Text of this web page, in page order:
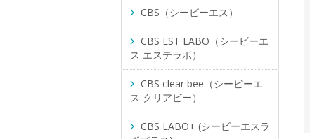
CBS（シービーエス）
CBS EST LABO（シービーエ
ス エステラボ）
CBS clear bee（シービーエ
ス クリアビー）
CBS LABO+ (シービーエスラ